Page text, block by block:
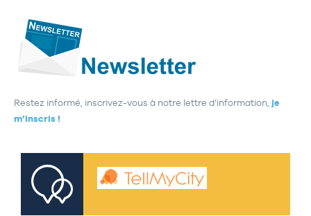
Restez informé, inscrivez-vous à notre lettre d’information, je
m’inscris !